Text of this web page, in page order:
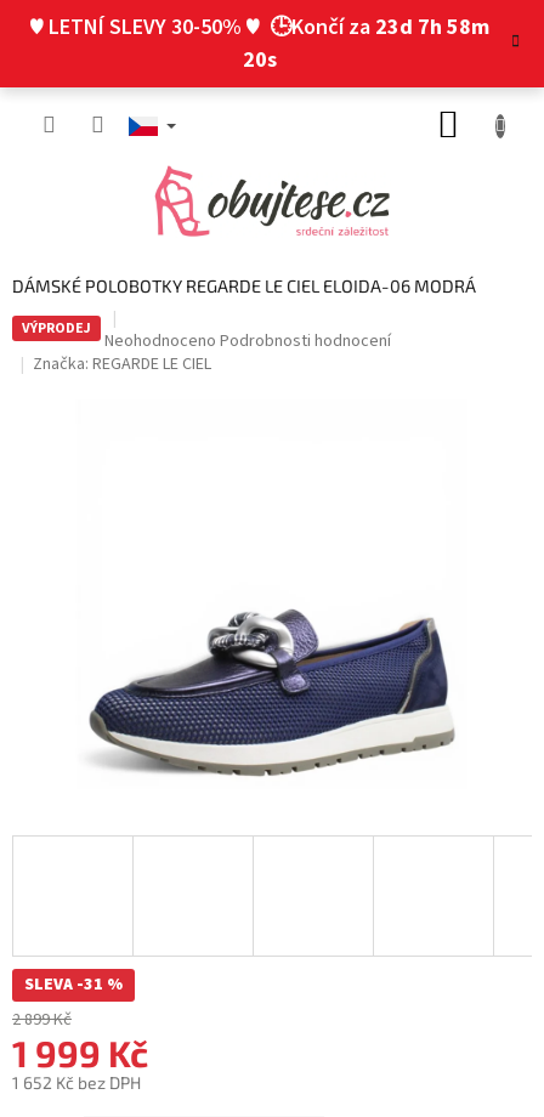
♥ LETNÍ SLEVY 30-50% ♥ 🕒Končí za 23d 7h 58m
19s
DÁMSKÉ POLOBOTKY REGARDE LE CIEL ELOIDA-06 MODRÁ
VÝPRODEJ
Průměrné
hodnocení
Neohodnoceno Podrobnosti hodnocení
Značka: REGARDE LE CIEL
SLEVA -31 %
2 899 Kč
1 999 Kč
1 652 Kč bez DPH